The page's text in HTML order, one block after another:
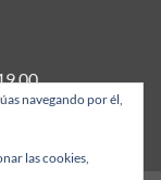
navegando por él,
las cookies,
00